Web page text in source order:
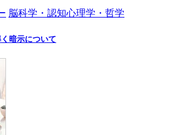
脳科学・認知心理学・哲学
暗示について